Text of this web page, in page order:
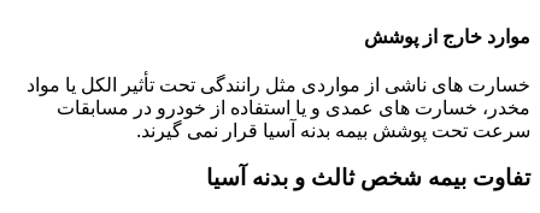
موارد خارج از پوشش
خسارت های ناشی از مواردی مثل رانندگی تحت تأثیر الکل یا مواد
مخدر، خسارت های عمدی و یا استفاده از خودرو در مسابقات
سرعت تحت پوشش بیمه بدنه آسیا قرار نمی گیرند.
تفاوت بیمه شخص ثالث و بدنه آسیا